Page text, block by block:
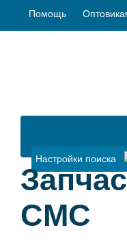
Помощь
Настройки поиска
CMC